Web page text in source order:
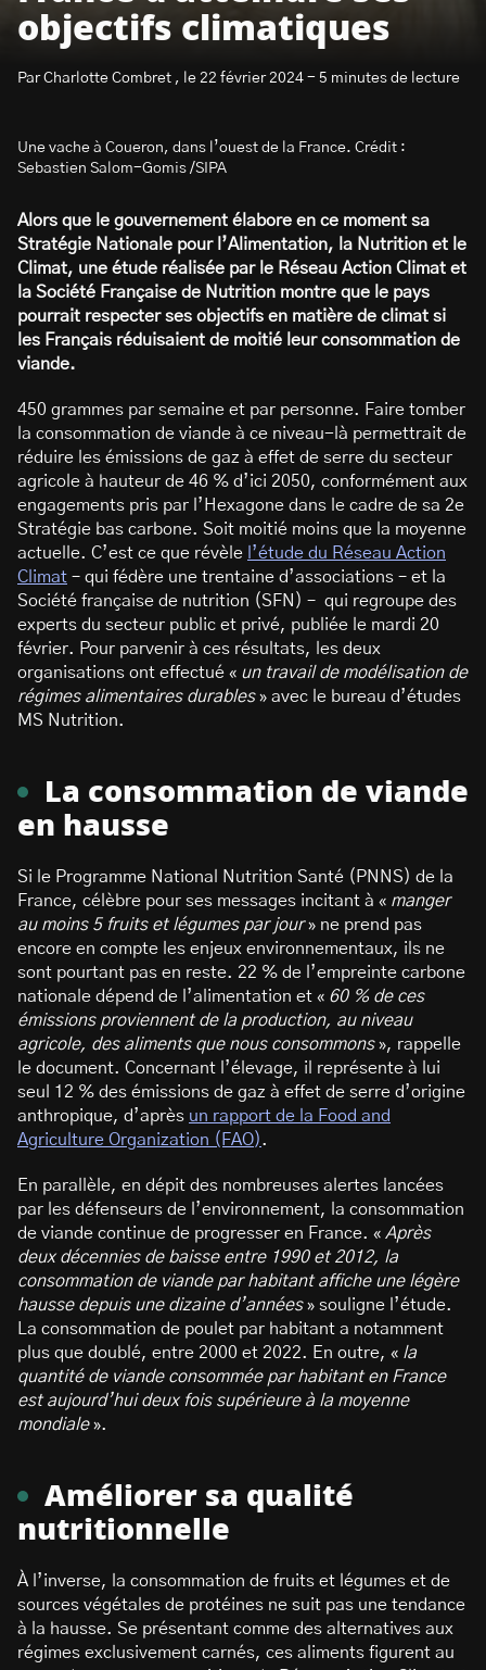
objectifs climatiques
Par Charlotte Combret , le 22 février 2024 - 5 minutes de lecture
Une vache à Coueron, dans l’ouest de la France. Crédit :
Sebastien Salom-Gomis /SIPA
Alors que le gouvernement élabore en ce moment sa
Stratégie Nationale pour l’Alimentation, la Nutrition et le
Climat, une étude réalisée par le Réseau Action Climat et
la Société Française de Nutrition montre que le pays
pourrait respecter ses objectifs en matière de climat si
les Français réduisaient de moitié leur consommation de
viande.
450 grammes par semaine et par personne. Faire tomber
la consommation de viande à ce niveau-là permettrait de
réduire les émissions de gaz à effet de serre du secteur
agricole à hauteur de 46 % d’ici 2050, conformément aux
engagements pris par l’Hexagone dans le cadre de sa 2e
Stratégie bas carbone. Soit moitié moins que la moyenne
actuelle. C’est ce que révèle l’étude du Réseau Action
Climat – qui fédère une trentaine d’associations – et la
Société française de nutrition (SFN) – qui regroupe des
experts du secteur public et privé, publiée le mardi 20
février. Pour parvenir à ces résultats, les deux
organisations ont effectué « un travail de modélisation de
régimes alimentaires durables» avec le bureau d’études
MS Nutrition.
La consommation de viande
en hausse
Si le Programme National Nutrition Santé (PNNS) de la
France, célèbre pour ses messages incitant à « manger
au moins 5 fruits et légumes par jour» ne prend pas
encore en compte les enjeux environnementaux, ils ne
sont pourtant pas en reste. 22 % de l’empreinte carbone
nationale dépend de l’alimentation et « 60 % de ces
émissions proviennent de la production, au niveau
agricole, des aliments que nous consommons», rappelle
le document. Concernant l’élevage, il représente à lui
seul 12 % des émissions de gaz à effet de serre d’origine
anthropique, d’après un rapport de la Food and
Agriculture Organization (FAO).
En parallèle, en dépit des nombreuses alertes lancées
par les défenseurs de l’environnement, la consommation
de viande continue de progresser en France. « Après
deux décennies de baisse entre 1990 et 2012, la
consommation de viande par habitant affiche une légère
hausse depuis une dizaine d’années» souligne l’étude.
La consommation de poulet par habitant a notamment
plus que doublé, entre 2000 et 2022. En outre, « la
quantité de viande consommée par habitant en France
est aujourd’hui deux fois supérieure à la moyenne
mondiale».
Améliorer sa qualité
nutritionnelle
À l’inverse, la consommation de fruits et légumes et de
sources végétales de protéines ne suit pas une tendance
à la hausse. Se présentant comme des alternatives aux
régimes exclusivement carnés, ces aliments figurent au
S’abonner à la newsletter